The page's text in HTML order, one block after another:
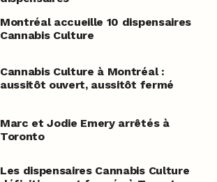
Montréal accueille 10 dispensaires
Cannabis Culture
Cannabis Culture à Montréal :
aussitôt ouvert, aussitôt fermé
Marc et Jodie Emery arrêtés à
Toronto
Les dispensaires Cannabis Culture